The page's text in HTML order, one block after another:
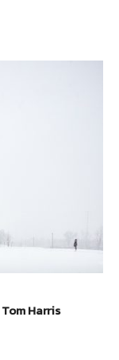
Tom Harris